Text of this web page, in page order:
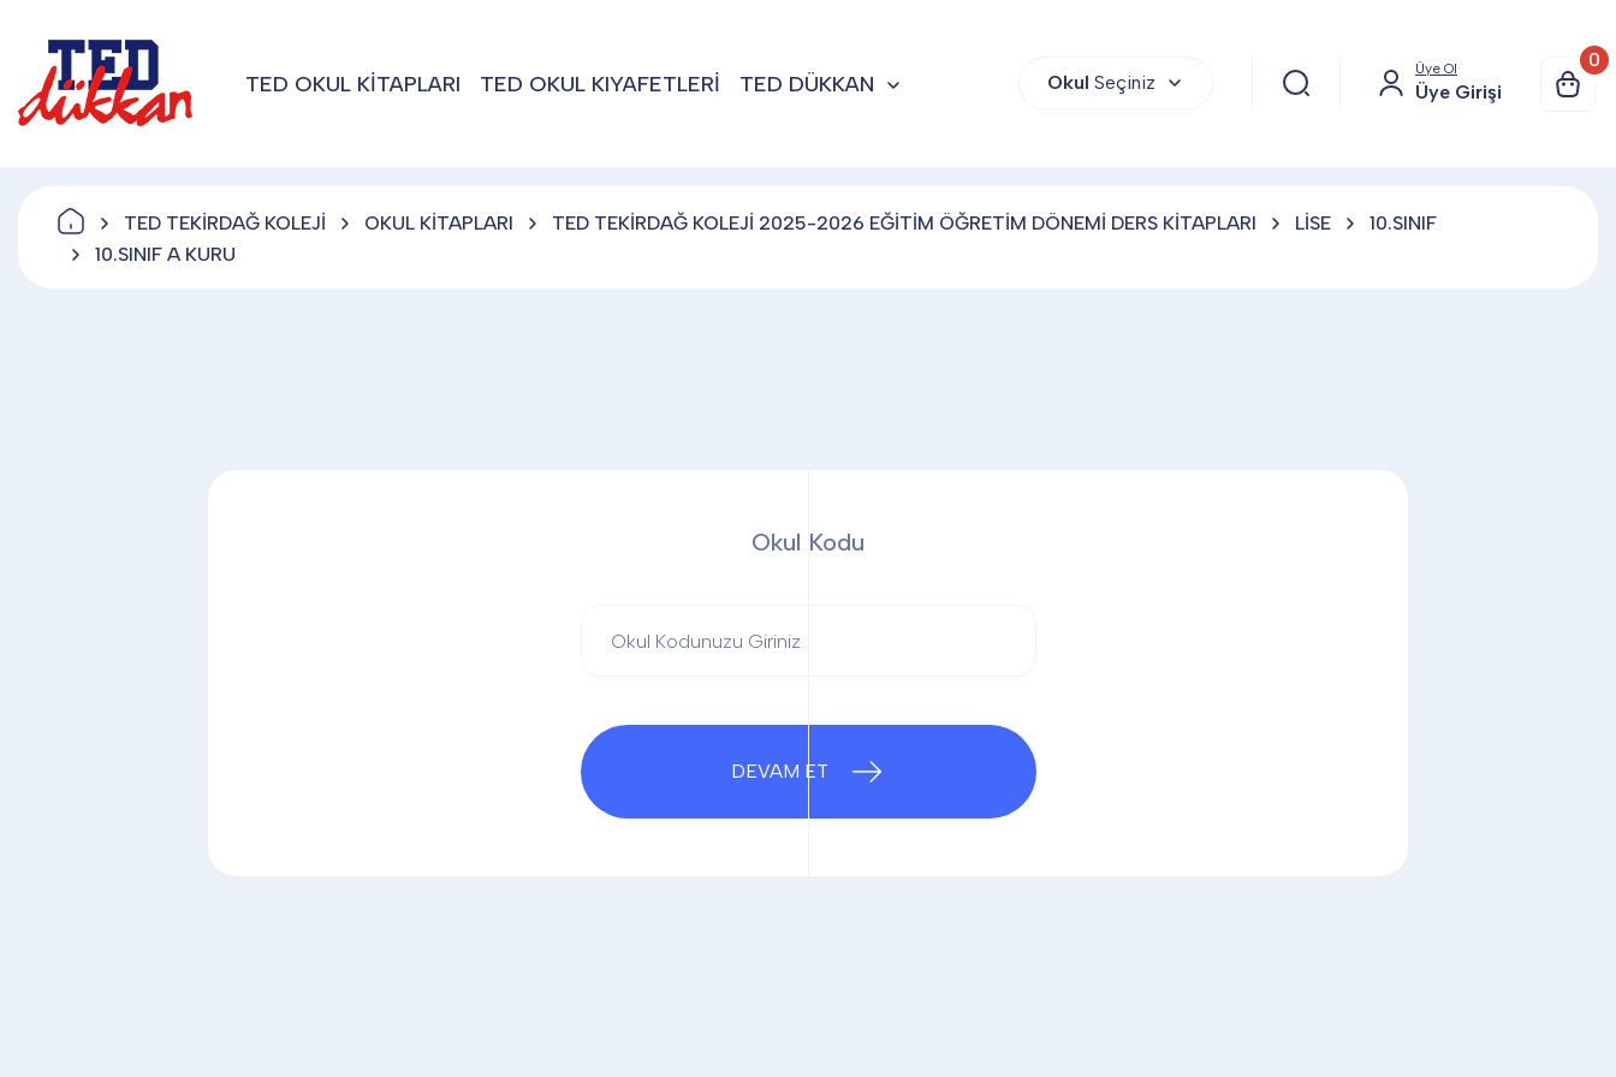
TED OKUL KİTAPLARI TED OKUL KIYAFETLERİ TED DÜKKAN Okul Seçiniz
Üye Ol
Üye Girişi
0
TED TEKİRDAĞ KOLEJİ OKUL KİTAPLARI TED TEKİRDAĞ KOLEJİ 2025-2026 EĞİTİM ÖĞRETİM DÖNEMİ DERS KİTAPLARI LİSE
10.SINIF
10.SINIF A KURU
Okul Kodu
DEVAM ET